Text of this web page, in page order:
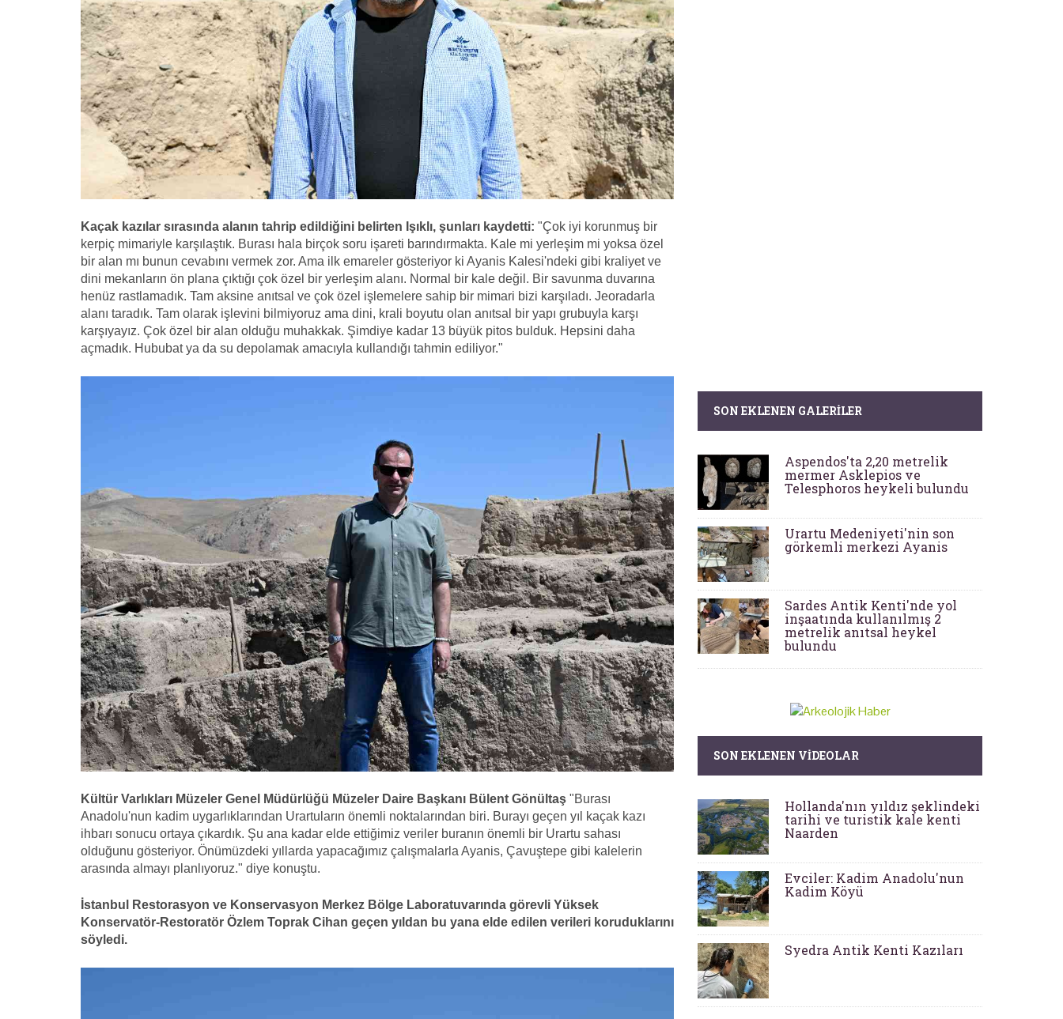
Kaçak kazılar sırasında alanın tahrip edildiğini belirten Işıklı, şunları kaydetti: "Çok iyi korunmuş bir
kerpiç mimariyle karşılaştık. Burası hala birçok soru işareti barındırmakta. Kale mi yerleşim mi yoksa özel
bir alan mı bunun cevabını vermek zor. Ama ilk emareler gösteriyor ki Ayanis Kalesi'ndeki gibi kraliyet ve
dini mekanların ön plana çıktığı çok özel bir yerleşim alanı. Normal bir kale değil. Bir savunma duvarına
henüz rastlamadık. Tam aksine anıtsal ve çok özel işlemelere sahip bir mimari bizi karşıladı. Jeoradarla
alanı taradık. Tam olarak işlevini bilmiyoruz ama dini, krali boyutu olan anıtsal bir yapı grubuyla karşı
karşıyayız. Çok özel bir alan olduğu muhakkak. Şimdiye kadar 13 büyük pitos bulduk. Hepsini daha
açmadık. Hububat ya da su depolamak amacıyla kullandığı tahmin ediliyor."
Kültür Varlıkları Müzeler Genel Müdürlüğü Müzeler Daire Başkanı Bülent Gönültaş "Burası
Anadolu'nun kadim uygarlıklarından Urartuların önemli noktalarından biri. Burayı geçen yıl kaçak kazı
ihbarı sonucu ortaya çıkardık. Şu ana kadar elde ettiğimiz veriler buranın önemli bir Urartu sahası
olduğunu gösteriyor. Önümüzdeki yıllarda yapacağımız çalışmalarla Ayanis, Çavuştepe gibi kalelerin
arasında almayı planlıyoruz." diye konuştu.
İstanbul Restorasyon ve Konservasyon Merkez Bölge Laboratuvarında görevli Yüksek
Konservatör-Restoratör Özlem Toprak Cihan geçen yıldan bu yana elde edilen verileri koruduklarını
söyledi.
SON EKLENEN GALERILER
Aspendos'ta 2,20 metrelik
mermer Asklepios ve
Telesphoros heykeli bulundu
Urartu Medeniyeti'nin son
görkemli merkezi Ayanis
Sardes Antik Kenti'nde yol
inşaatında kullanılmış 2
metrelik anıtsal heykel
bulundu
SON EKLENEN VIDEOLAR
Hollanda'nın yıldız şeklindeki
tarihi ve turistik kale kenti
Naarden
Evciler: Kadim Anadolu'nun
Kadim Köyü
Syedra Antik Kenti Kazıları